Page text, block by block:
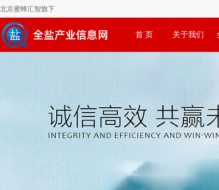
北京蜜蜂汇智旗下
首 页 关于我们